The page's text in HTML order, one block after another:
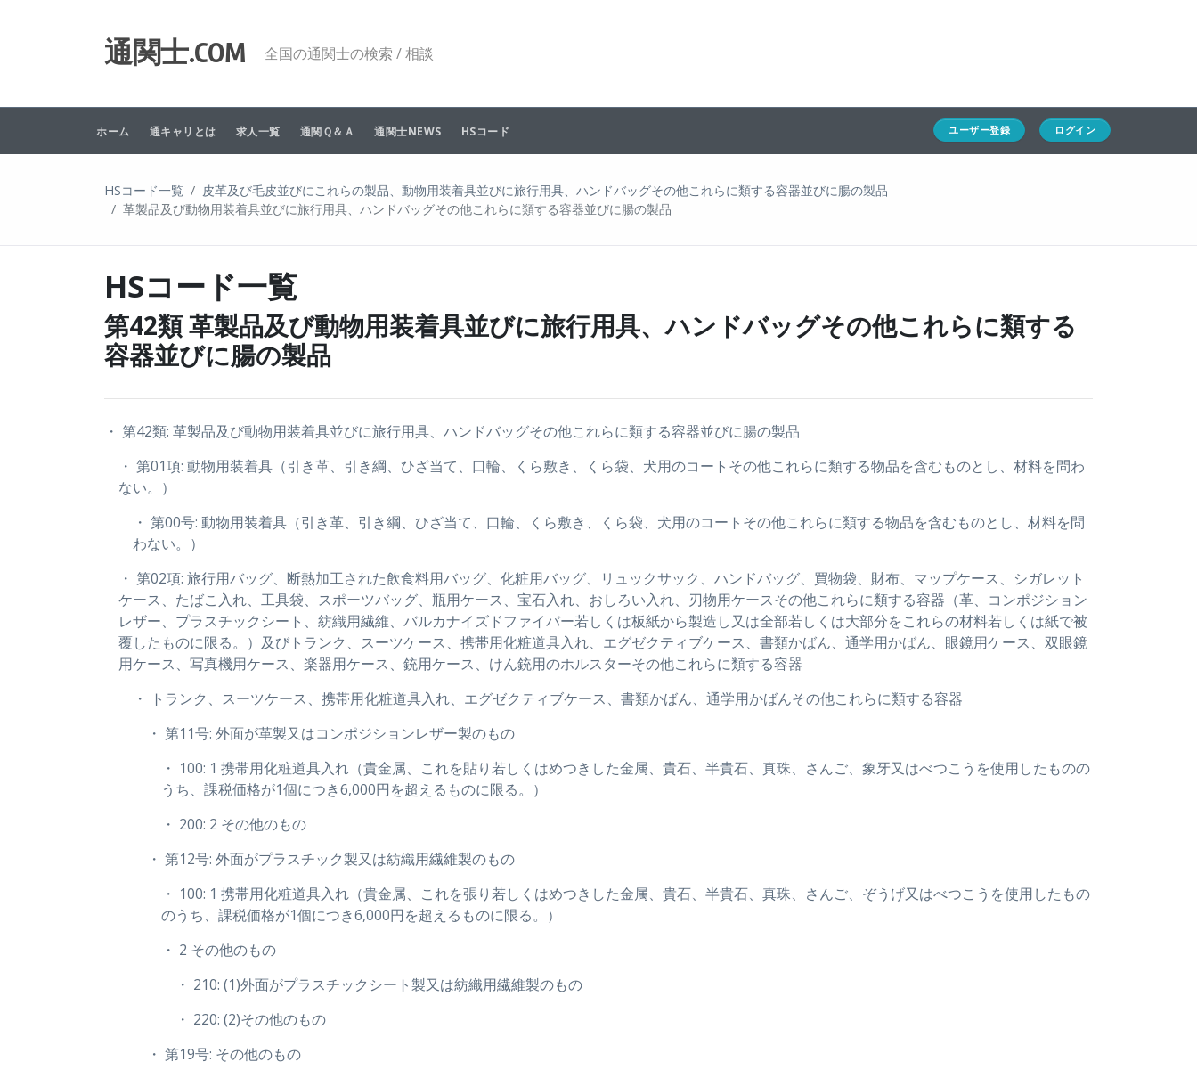
通関士.COM 全国の通関士の検索 / 相談
ホーム 通キャリとは 求人一覧 通関Ｑ＆Ａ 通関士NEWS HSコード ユーザー登録 ログイン
HSコード一覧
皮革及び毛皮並びにこれらの製品、動物用装着具並びに旅行用具、ハンドバッグその他これらに類する容器並びに腸の製品
革製品及び動物用装着具並びに旅行用具、ハンドバッグその他これらに類する容器並びに腸の製品
HSコード一覧
第42類 革製品及び動物用装着具並びに旅行用具、ハンドバッグその他これらに類する
容器並びに腸の製品
・ 第42類: 革製品及び動物用装着具並びに旅行用具、ハンドバッグその他これらに類する容器並びに腸の製品
・ 第01項: 動物用装着具（引き革、引き綱、ひざ当て、口輪、くら敷き、くら袋、犬用のコートその他これらに類する物品を含むものとし、材料を問わ
ない。）
・ 第00号: 動物用装着具（引き革、引き綱、ひざ当て、口輪、くら敷き、くら袋、犬用のコートその他これらに類する物品を含むものとし、材料を問
わない。）
・ 第02項: 旅行用バッグ、断熱加工された飲食料用バッグ、化粧用バッグ、リュックサック、ハンドバッグ、買物袋、財布、マップケース、シガレット
ケース、たばこ入れ、工具袋、スポーツバッグ、瓶用ケース、宝石入れ、おしろい入れ、刃物用ケースその他これらに類する容器（革、コンポジション
レザー、プラスチックシート、紡織用繊維、バルカナイズドファイバー若しくは板紙から製造し又は全部若しくは大部分をこれらの材料若しくは紙で被
覆したものに限る。）及びトランク、スーツケース、携帯用化粧道具入れ、エグゼクティブケース、書類かばん、通学用かばん、眼鏡用ケース、双眼鏡
用ケース、写真機用ケース、楽器用ケース、銃用ケース、けん銃用のホルスターその他これらに類する容器
・ トランク、スーツケース、携帯用化粧道具入れ、エグゼクティブケース、書類かばん、通学用かばんその他これらに類する容器
・ 第11号: 外面が革製又はコンポジションレザー製のもの
・ 100: 1 携帯用化粧道具入れ（貴金属、これを貼り若しくはめつきした金属、貴石、半貴石、真珠、さんご、象牙又はべつこうを使用したものの
うち、課税価格が1個につき6,000円を超えるものに限る。）
・ 200: 2 その他のもの
・ 第12号: 外面がプラスチック製又は紡織用繊維製のもの
・ 100: 1 携帯用化粧道具入れ（貴金属、これを張り若しくはめつきした金属、貴石、半貴石、真珠、さんご、ぞうげ又はべつこうを使用したもの
のうち、課税価格が1個につき6,000円を超えるものに限る。）
・ 2 その他のもの
・ 210: (1)外面がプラスチックシート製又は紡織用繊維製のもの
・ 220: (2)その他のもの
・ 第19号: その他のもの
求人一覧
通関Ｑ＆Ａ